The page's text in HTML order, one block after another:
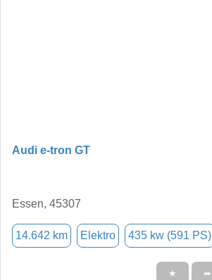
Audi e-tron GT
Essen, 45307
14.642 km Elektro 435 kw (591 PS)
★ ➦